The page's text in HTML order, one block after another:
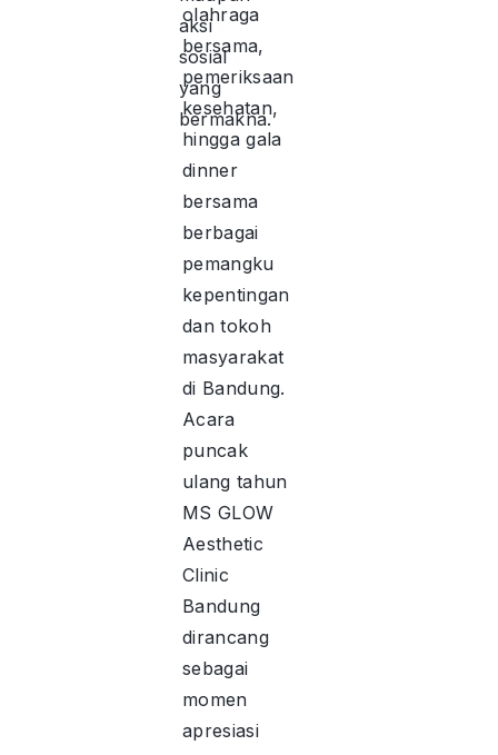
aksi
sosial
yang
bermakna.
olahraga
bersama,
pemeriksaan
kesehatan,
hingga gala
dinner
bersama
berbagai
pemangku
kepentingan
dan tokoh
masyarakat
di Bandung.
Acara
puncak
ulang tahun
MS GLOW
Aesthetic
Clinic
Bandung
dirancang
sebagai
momen
apresiasi